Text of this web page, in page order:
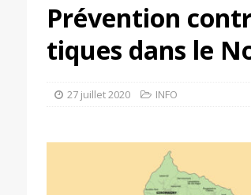
Prévention
tiques dans le
27 juillet 2020 INFO